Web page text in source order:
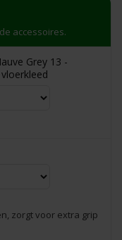
accessoires.
Grey 13 -
zorgt voor extra grip